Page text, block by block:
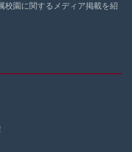
校園に関するメディア掲載を紹